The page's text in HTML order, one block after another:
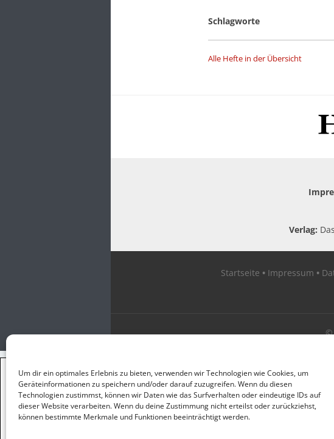
Um dir ein optimales Erlebnis zu bieten, verwenden wir Technologien wie Cookies, um
Geräteinformationen zu speichern und/oder darauf zuzugreifen. Wenn du diesen
Technologien zustimmst, können wir Daten wie das Surfverhalten oder eindeutige IDs auf
dieser Website verarbeiten. Wenn du deine Zustimmung nicht erteilst oder zurückziehst,
können bestimmte Merkmale und Funktionen beeinträchtigt werden.
Schlagworte
Alle Hefte in der Übersicht
Verlag:
Startseite Impressum
©
Zum
E-Mail
GUTER JOURNALISMUS
KOSTET GELD
×